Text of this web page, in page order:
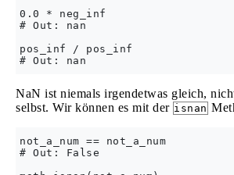
0.0 * neg_inf
# Out: nan
pos_inf / pos_inf
NaN ist niemals irgendetwas gleich,
selbst. Wir können es mit der isnan
not_a_num == not_a_num
# Out: False